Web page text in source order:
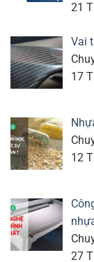
21
Vai
17
12
27